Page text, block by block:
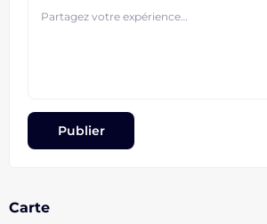
Carte